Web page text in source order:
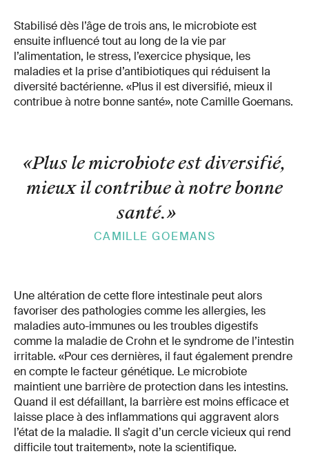
Stabilisé dès l’âge de trois ans, le microbiote est
ensuite influencé tout au long de la vie par
l’alimentation, le stress, l’exercice physique, les
maladies et la prise d’antibiotiques qui réduisent la
diversité bactérienne. «Plus il est diversifié, mieux il
contribue à notre bonne santé», note Camille Goemans.
«Plus le microbiote est diversifié,
mieux il contribue à notre bonne
santé.»
CAMILLE GOEMANS
Une altération de cette flore intestinale peut alors
favoriser des pathologies comme les allergies, les
maladies auto-immunes ou les troubles digestifs
comme la maladie de Crohn et le syndrome de l’intestin
irritable. «Pour ces dernières, il faut également prendre
en compte le facteur génétique. Le microbiote
maintient une barrière de protection dans les intestins.
Quand il est défaillant, la barrière est moins efficace et
laisse place à des inflammations qui aggravent alors
l’état de la maladie. Il s’agit d’un cercle vicieux qui rend
difficile tout traitement», note la scientifique.